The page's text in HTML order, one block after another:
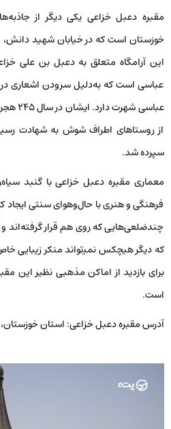
مقبره دعبل خزاعی یکی دیگر از
خوزستان است که در خیابان شهید
این آرامگاه متعلق به دعبل بن علی
عباسی است که به‌دلیل سرودن اشعاری
از روستاهای اطراف شوش به شهادت
سپرده شد.
معماری مقبره دعبل خزاعی با گنبد
فرهنگی و هنری با حال‌وهوای سنتی ایجاد
چندضلعی‌هایی که روی هم قرار گرفته‌اند
که دیگر هیچکس نمی‍‌تواند منکر زیبایی
برای بازدید از اماکن مذهبی نظیر این
است.
آدرس مقبره دعبل خزاعی: استان